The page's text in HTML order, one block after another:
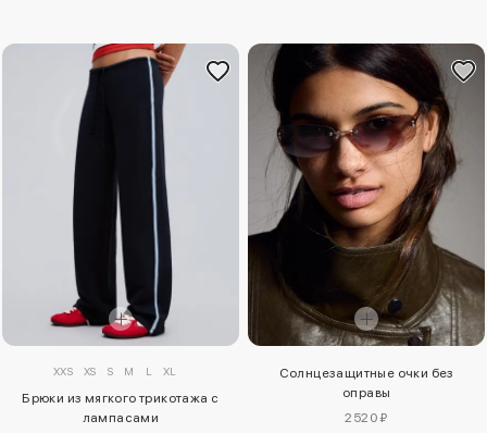
XXS XS S M L XL
Брюки из мягкого трикотажа с
лампасами
Солнцезащитные очки без
оправы
2520 ₽